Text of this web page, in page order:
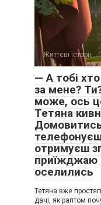
Життєві історії
— А тобі
за мене?
може, ось
Тетяна
отримуєш
приїжджаю
оселились
Тетяна вже
дачі, як раптом